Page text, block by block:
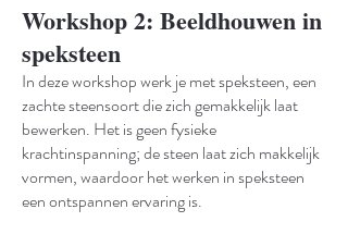
Workshop 2: Beeldhouwen in
speksteen
In deze workshop werk je met speksteen, een
zachte steensoort die zich gemakkelijk laat
bewerken. Het is geen fysieke
krachtinspanning; de steen laat zich makkelijk
vormen, waardoor het werken in speksteen
een ontspannen ervaring is.